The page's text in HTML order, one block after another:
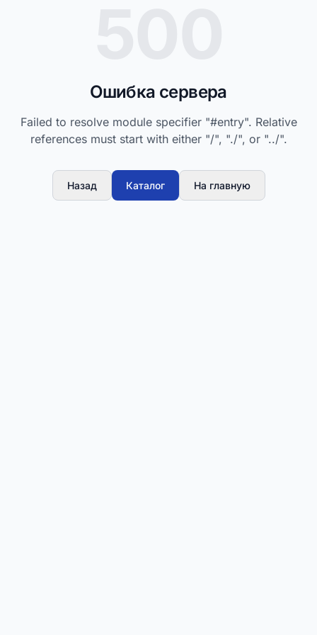
Ошибка сервера
Failed to resolve module specifier "#entry". Relative
references must start with either "/", "./", or "../".
Назад Каталог На главную